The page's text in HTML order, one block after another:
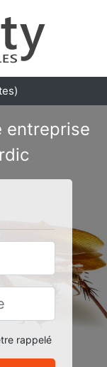
entreprise
rappelé